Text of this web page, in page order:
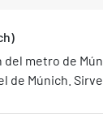
metro de
de Múnich.